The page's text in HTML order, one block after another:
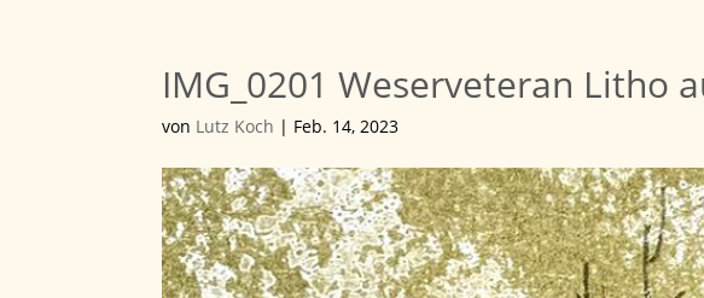
IMG_0201 Weserveteran Litho
von Lutz Koch | Feb. 14, 2023